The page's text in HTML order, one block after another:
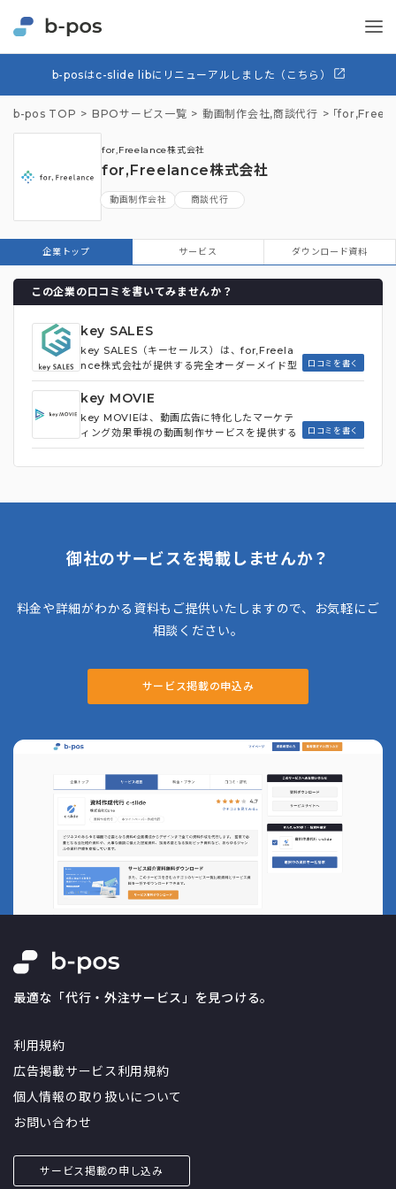
b-posはc-slide libにリニューアルしました（こちら）
b-pos TOP BPOサービス一覧 動画制作会社,商談代行 「
for,Freelance株式会社
for,Freelance株式会社
動画制作会社 商談代行
企業トップ サービス ダウンロード資料
この企業の口コミを書いてみませんか？
key SALES
key SALES（キーセールス）は、for,Freela
nce株式会社が提供する完全オーダーメイド型
の営業代行サービスです。 料金プランも柔軟
で、基本的にセールスマンの単価と時間に応じ
て発生する固定報酬型ですが、基準をクリアし
た商材については成果報酬型も可能となってい
ます。 完全オーダーメイドなため、部分的な
す。 自社の課題に合わせてピンポイントな支
口コミを書く
key MOVIE
key MOVIEは、動画広告に特化したマーケテ
ィング効果重視の動画制作サービスを提供する
会社です。企画・構成の段階からマーケティン
フォグラフィックなど、様々なジャンルに対応
できる幅広い制作力も持っています。さらに、
ティングに関する総合的なサービスをワンスト
ップで提供しているので、広告効果を最大化す
口コミを書く
御社のサービスを掲載しませんか？
料金や詳細がわかる資料もご提供いたしますので、お気軽にご
相談ください。
サービス掲載の申込み
最適な「代行・外注サービス」を見つける。
利用規約
広告掲載サービス利用規約
個人情報の取り扱いについて
お問い合わせ
サービス掲載の申し込み